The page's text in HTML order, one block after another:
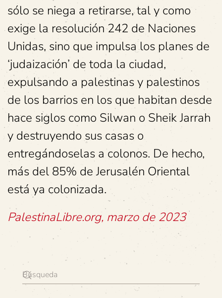
sólo se niega a retirarse, tal y como
exige la resolución 242 de Naciones
Unidas, sino que impulsa los planes de
‘judaización’ de toda la ciudad,
expulsando a palestinas y palestinos
de los barrios en los que habitan desde
hace siglos como Silwan o Sheik Jarrah
y destruyendo sus casas o
entregándoselas a colonos. De hecho,
más del 85% de Jerusalén Oriental
está ya colonizada.
PalestinaLibre.org, marzo de 2023